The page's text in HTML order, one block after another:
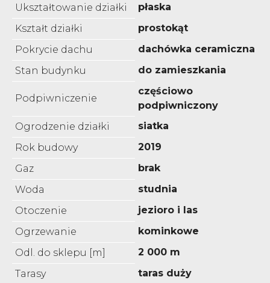
Ukształtowanie działki
płaska
Kształt działki
prostokąt
Pokrycie dachu
dachówka ceramiczna
Stan budynku
do zamieszkania
Podpiwniczenie
częściowo
podpiwniczony
Ogrodzenie działki
siatka
Rok budowy
2019
Gaz
brak
Woda
studnia
Otoczenie
jezioro i las
Ogrzewanie
kominkowe
Odl. do sklepu [m]
2 000 m
Tarasy
taras duży